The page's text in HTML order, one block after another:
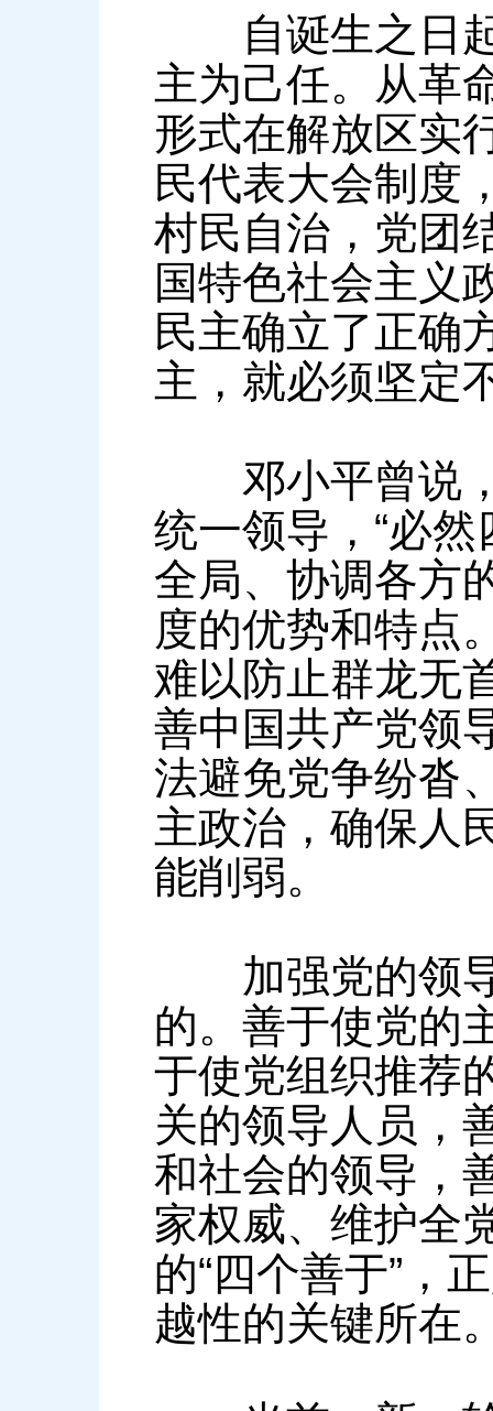
自诞生之日起
主为己任。从革
形式在解放区实
民代表大会制度
村民自治，党团
国特色社会主义
民主确立了正确
主，就必须坚定
邓小平曾说，
统一领导，“必
全局、协调各方
度的优势和特点
难以防止群龙无
善中国共产党领
法避免党争纷沓
主政治，确保人
能削弱。
加强党的领导
的。善于使党的
于使党组织推荐
关的领导人员，
和社会的领导，
家权威、维护全
的“四个善于”，
越性的关键所在